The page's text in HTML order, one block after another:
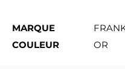
MARQUE
COULEUR
OR